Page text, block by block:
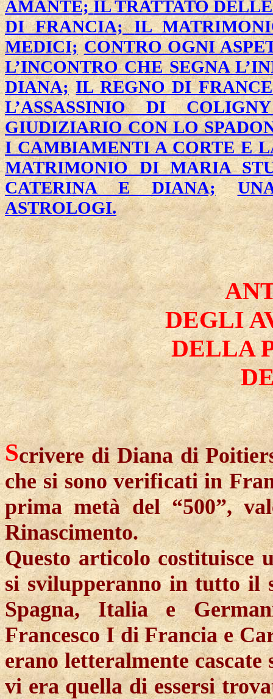
AMANTE;IL TRATTATO
DI FRANCIA;IL
MEDICI; CONTRO OGNI
L’INCONTRO CHE SEGNA
DIANA; IL REGNO DI
L’ASSASSINIO DI
GIUDIZIARIO CON LO
I CAMBIAMENTI A CORTE E
MATRIMONIO DI MARIA
CATERINA E DIANA;
ASTROLOGI.
DEGLI
DELLA
Scrivere di Diana di
che si sono verificati in
prima metà del “500”,
Rinascimento.
Questo articolo costituisce
si svilupperanno in tutto il
Spagna, Italia e
Francesco I di Francia e
erano letteralmente
vi era quella di essersi